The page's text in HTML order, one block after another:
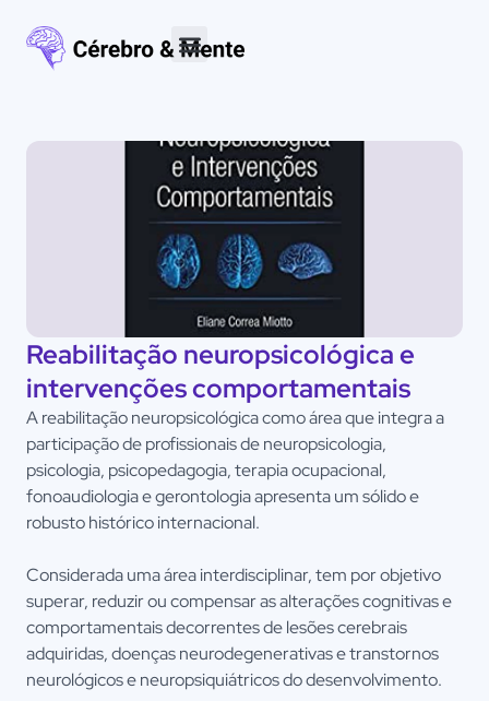
Reabilitação neuropsicológica e
intervenções comportamentais
A reabilitação neuropsicológica como área que integra a
participação de profissionais de neuropsicologia,
psicologia, psicopedagogia, terapia ocupacional,
fonoaudiologia e gerontologia apresenta um sólido e
robusto histórico internacional.
Considerada uma área interdisciplinar, tem por objetivo
superar, reduzir ou compensar as alterações cognitivas e
comportamentais decorrentes de lesões cerebrais
adquiridas, doenças neurodegenerativas e transtornos
neurológicos e neuropsiquiátricos do desenvolvimento.